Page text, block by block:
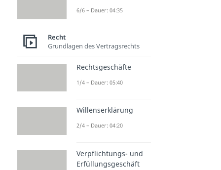
6/6 – Dauer: 04:35
Recht
Grundlagen des Vertragsrechts
Rechtsgeschäfte
1/4 – Dauer: 05:40
Willenserklärung
2/4 – Dauer: 04:20
Verpflichtungs- und
Erfüllungsgeschäft